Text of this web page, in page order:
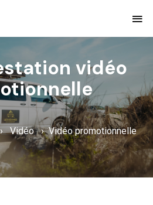
vidéo
› Vidéo › Vidéo promotionnelle